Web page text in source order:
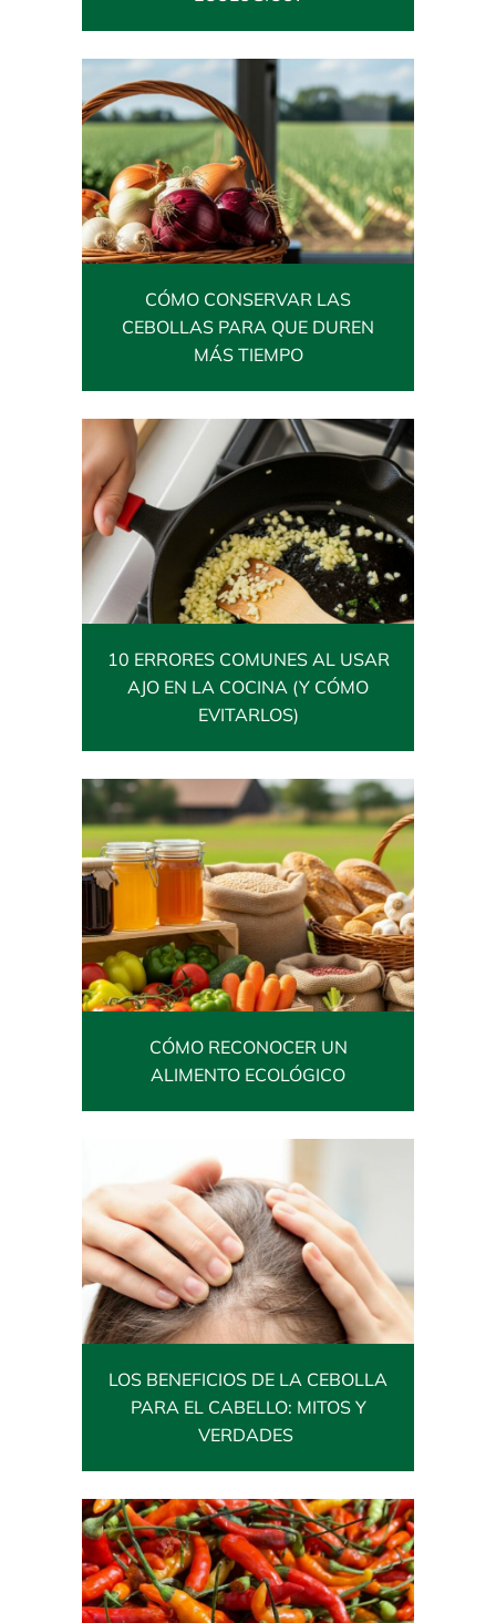
CÓMO CONSERVAR LAS
CEBOLLAS PARA QUE DUREN
MÁS TIEMPO
10 ERRORES COMUNES AL USAR
AJO EN LA COCINA (Y CÓMO
EVITARLOS)
CÓMO RECONOCER UN
ALIMENTO ECOLÓGICO
LOS BENEFICIOS DE LA CEBOLLA
PARA EL CABELLO: MITOS Y
VERDADES